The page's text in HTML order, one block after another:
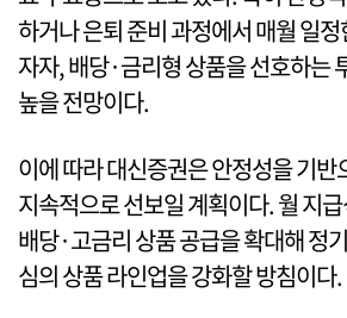
하거나 은퇴 준비 과정에서 매월 일
자자, 배당·금리형 상품을 선호하는
높을 전망이다.
이에 따라 대신증권은 안정성을 기반
지속적으로 선보일 계획이다. 월 지
배당·고금리 상품 공급을 확대해 정
심의 상품 라인업을 강화할 방침이다.